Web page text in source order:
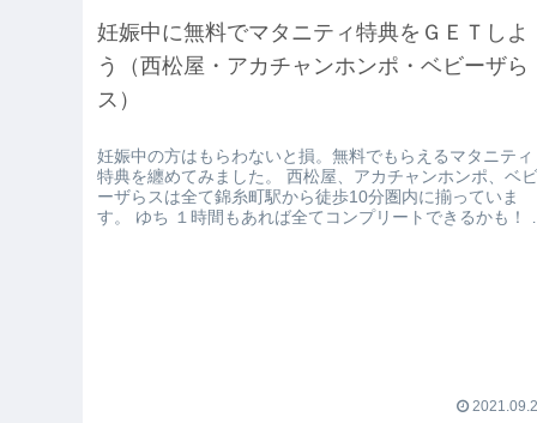
妊娠中に無料でマタニティ特典をＧＥＴしよ
う（西松屋・アカチャンホンポ・ベビーザら
ス）
妊娠中の方はもらわないと損。無料でもらえるマタニティ
特典を纏めてみました。 西松屋、アカチャンホンポ、ベビ
ーザらスは全て錦糸町駅から徒歩10分圏内に揃っていま
す。 ゆち １時間もあれば全てコンプリートできるかも！ マ